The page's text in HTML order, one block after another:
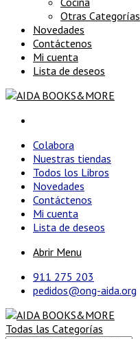
Otras Categorías
Novedades
Contáctenos
Mi cuenta
Lista de deseos
Colabora
Nuestras tiendas
Todos los Libros
Novedades
Contáctenos
Mi cuenta
Lista de deseos
Abrir Menu
911 275 203
pedidos@ong-aida.org
Buscar
Todas las Categorías